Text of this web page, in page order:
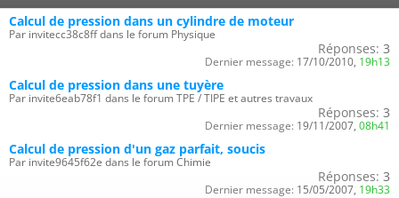
Calcul de pression dans un cylindre de moteur
Par invitecc38c8ff dans le forum Physique
Réponses: 3
Dernier message: 17/10/2010, 19h13
Calcul de pression dans une tuyère
Par invite6eab78f1 dans le forum TPE / TIPE et autres travaux
Réponses: 3
Dernier message: 19/11/2007, 08h41
Calcul de pression d'un gaz parfait, soucis
Par invite9645f62e dans le forum Chimie
Réponses: 3
Dernier message: 15/05/2007, 19h33